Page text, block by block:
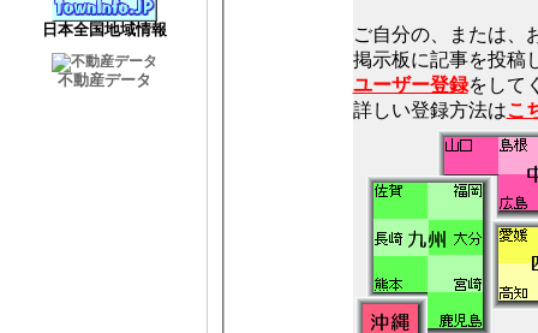
日本全国地域情報
不動産データ
ご自分の、または、
ユーザー登録をして
詳しい登録方法はこ